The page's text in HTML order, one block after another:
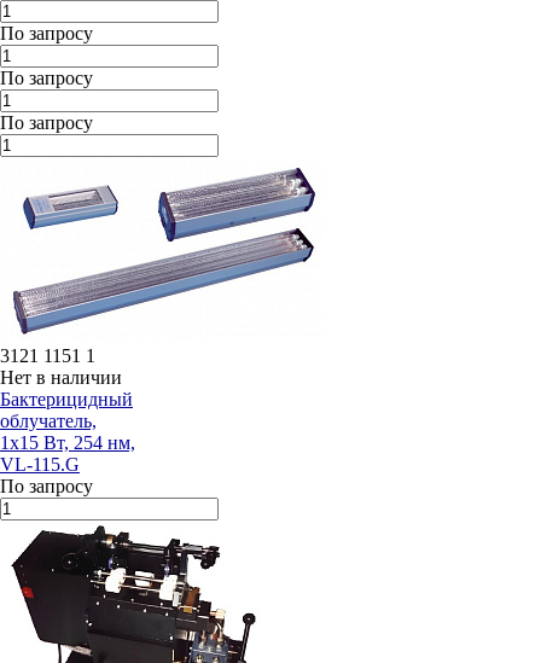
По запросу
По запросу
По запросу
3121 1151 1
Нет в наличии
Бактерицидный
облучатель,
1х15 Вт, 254 нм,
VL-115.G
По запросу